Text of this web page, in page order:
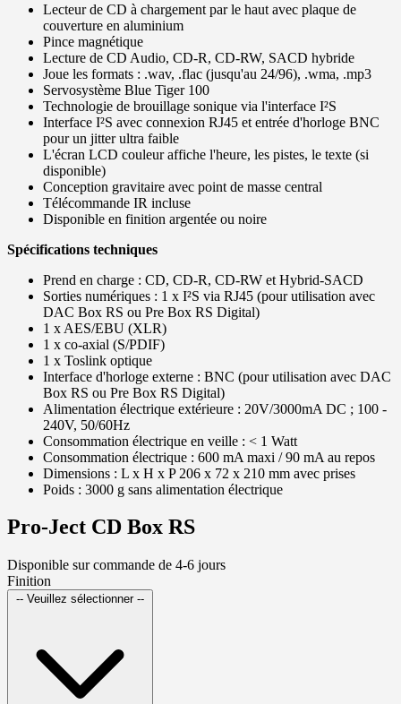
Lecteur de CD à chargement par le haut avec plaque de
couverture en aluminium
Pince magnétique
Lecture de CD Audio, CD-R, CD-RW, SACD hybride
Joue les formats : .wav, .flac (jusqu'au 24/96), .wma, .mp3
Servosystème Blue Tiger 100
Technologie de brouillage sonique via l'interface I²S
Interface I²S avec connexion RJ45 et entrée d'horloge BNC
pour un jitter ultra faible
L'écran LCD couleur affiche l'heure, les pistes, le texte (si
disponible)
Conception gravitaire avec point de masse central
Télécommande IR incluse
Disponible en finition argentée ou noire
Spécifications techniques
Prend en charge : CD, CD-R, CD-RW et Hybrid-SACD
Sorties numériques : 1 x I²S via RJ45 (pour utilisation avec
DAC Box RS ou Pre Box RS Digital)
1 x AES/EBU (XLR)
1 x co-axial (S/PDIF)
1 x Toslink optique
Interface d'horloge externe : BNC (pour utilisation avec DAC
Box RS ou Pre Box RS Digital)
Alimentation électrique extérieure : 20V/3000mA DC ; 100 -
240V, 50/60Hz
Consommation électrique en veille : < 1 Watt
Consommation électrique : 600 mA maxi / 90 mA au repos
Dimensions : L x H x P 206 x 72 x 210 mm avec prises
Poids : 3000 g sans alimentation électrique
Pro-Ject CD Box RS
Disponible sur commande de 4-6 jours
Finition
-- Veuillez sélectionner --